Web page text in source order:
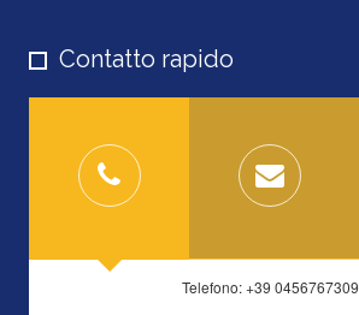
Contatto rapido
Telefono: +39 0456767309